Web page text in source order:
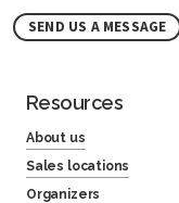
SEND US A MESSAGE
Resources
About us
Sales locations
Organizers